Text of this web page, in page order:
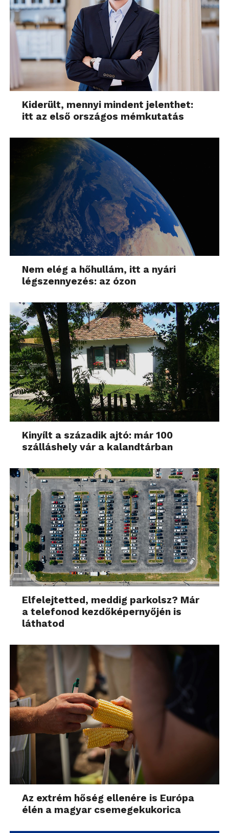
Kiderült, mennyi mindent jelenthet:
itt az első országos mémkutatás
Nem elég a hőhullám, itt a nyári
légszennyezés: az ózon
Kinyílt a századik ajtó: már 100
szálláshely vár a kalandtárban
Elfelejtetted, meddig parkolsz? Már
a telefonod kezdőképernyőjén is
láthatod
Az extrém hőség ellenére is Európa
élén a magyar csemegekukorica